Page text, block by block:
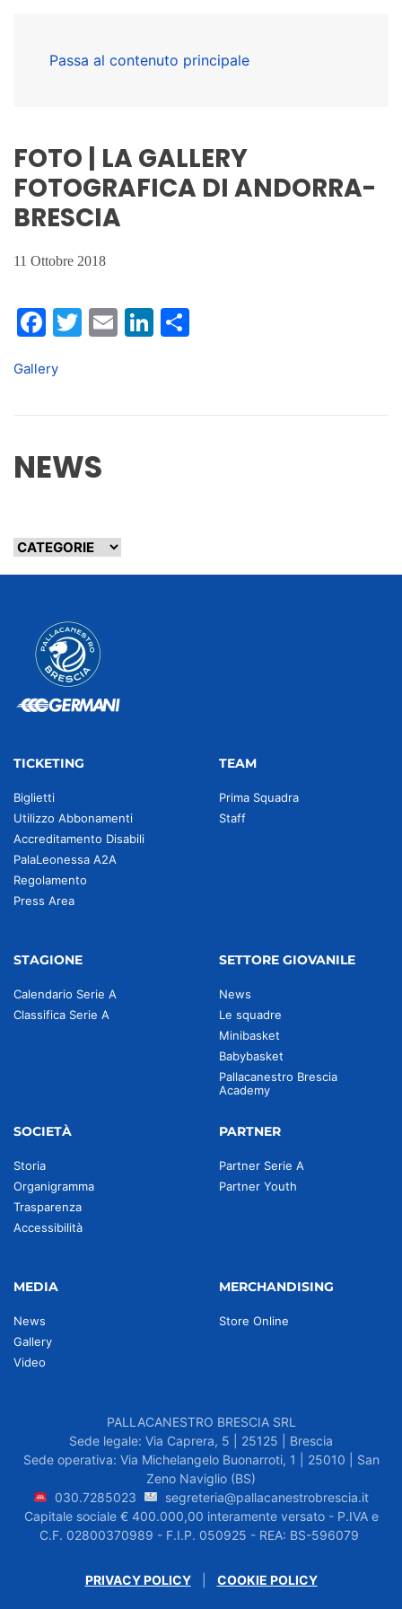
Passa al contenuto principale
FOTO | LA GALLERY
FOTOGRAFICA DI ANDORRA-
BRESCIA
11 Ottobre 2018
Facebook
Twitter
EmailLinkedIn
Gallery
NEWS
TICKETING
Biglietti
Utilizzo Abbonamenti
Accreditamento Disabili
PalaLeonessa A2A
Regolamento
Press Area
TEAM
Prima Squadra
Staff
STAGIONE
Calendario Serie A
Classifica Serie A
SETTORE GIOVANILE
News
Le squadre
Minibasket
Babybasket
Pallacanestro Brescia
Academy
SOCIETÀ
Storia
Organigramma
Trasparenza
Accessibilità
PARTNER
Partner Serie A
Partner Youth
MEDIA
News
Gallery
Video
MERCHANDISING
Store Online
PALLACANESTRO BRESCIA SRL
Sede legale: Via Caprera, 5 | 25125 | Brescia
Sede operativa: Via Michelangelo Buonarroti, 1 | 25010 | San
Zeno Naviglio (BS)
030.7285023
segreteria@pallacanestrobrescia.it
Capitale sociale € 400.000,00 interamente versato - P.IVA e
C.F. 02800370989 - F.I.P. 050925 - REA: BS-596079
PRIVACY POLICY| COOKIE POLICY